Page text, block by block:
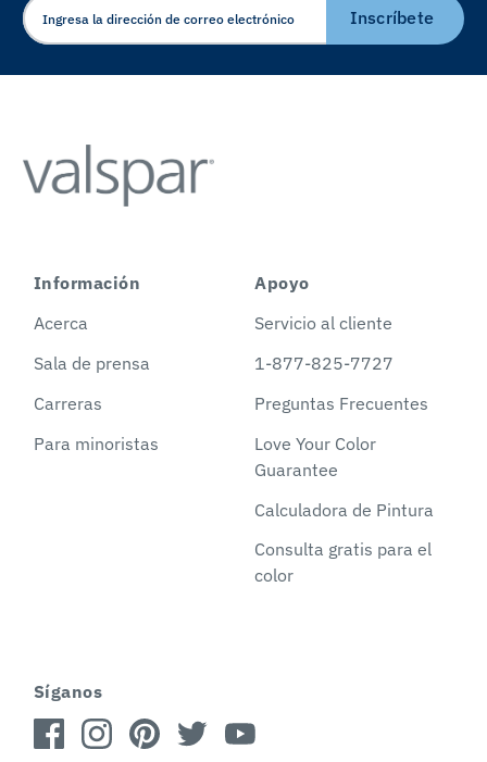
ELECTRÓNICO
Inscríbete
Información
Acerca
Sala de prensa
Carreras
Para minoristas
Apoyo
Servicio al cliente
1-877-825-7727
Preguntas Frecuentes
Love Your Color
Guarantee
Calculadora de Pintura
Consulta gratis para el
color
Síganos